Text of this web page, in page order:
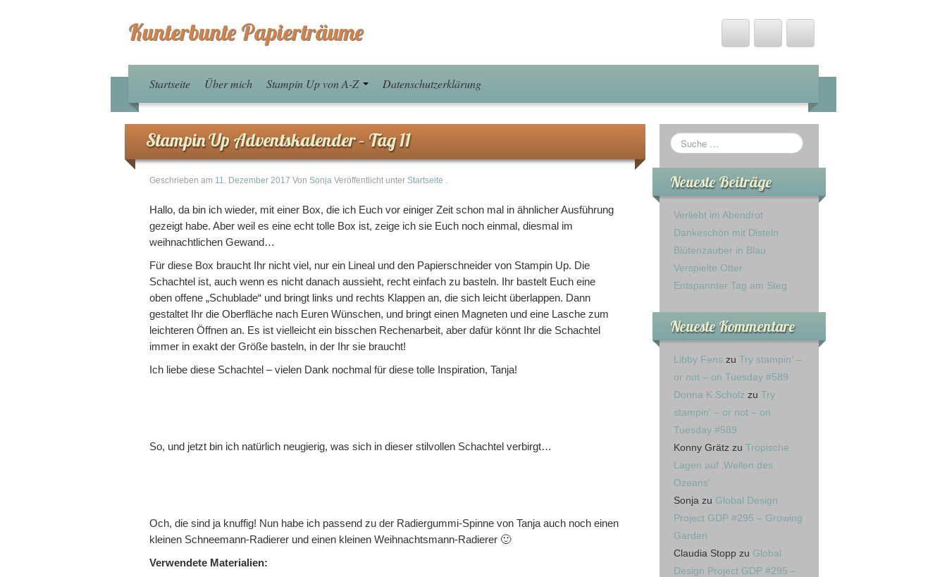
Kunterbunte Papierträume
Startseite Über mich Stampin Up von A-Z Datenschutzerklärung
Stampin Up Adventskalender – Tag 11
Geschrieben am 11. Dezember 2017 Von Sonja Veröffentlicht unter Startseite .
Hallo, da bin ich wieder, mit einer Box, die ich Euch vor einiger Zeit schon mal in ähnlicher Ausführung
gezeigt habe. Aber weil es eine echt tolle Box ist, zeige ich sie Euch noch einmal, diesmal im
weihnachtlichen Gewand…
Für diese Box braucht Ihr nicht viel, nur ein Lineal und den Papierschneider von Stampin Up. Die
Schachtel ist, auch wenn es nicht danach aussieht, recht einfach zu basteln. Ihr bastelt Euch eine
oben offene „Schublade“ und bringt links und rechts Klappen an, die sich leicht überlappen. Dann
gestaltet Ihr die Oberfläche nach Euren Wünschen, und bringt einen Magneten und eine Lasche zum
leichteren Öffnen an. Es ist vielleicht ein bisschen Rechenarbeit, aber dafür könnt Ihr die Schachtel
immer in exakt der Größe basteln, in der Ihr sie braucht!
Ich liebe diese Schachtel – vielen Dank nochmal für diese tolle Inspiration, Tanja!
So, und jetzt bin ich natürlich neugierig, was sich in dieser stilvollen Schachtel verbirgt…
Och, die sind ja knuffig! Nun habe ich passend zu der Radiergummi-Spinne von Tanja auch noch einen
kleinen Schneemann-Radierer und einen kleinen Weihnachtsmann-Radierer 🙂
Verwendete Materialien:
Neueste Beiträge
Verliebt im Abendrot
Dankeschön mit Disteln
Blütenzauber in Blau
Verspielte Otter
Entspannter Tag am Steg
Neueste Kommentare
Libby Fenszu Try stampin‘ –
or not – on Tuesday #589
Donna K Scholz zu Try
stampin‘ – or not – on
Tuesday #589
Konny Grätz zu Tropische
Lagen auf ‚Wellen des
Ozeans‘
Sonja zu Global Design
Project GDP #295 – Growing
Garden
Claudia Stoppzu Global
Design Project GDP #295 –